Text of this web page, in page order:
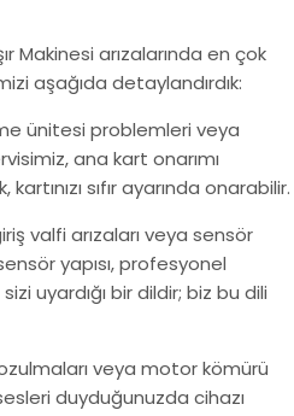
arızalarında en çok
aşağıda detaylandırdık:
ünitesi problemleri veya
ana kart onarımı
sıfır ayarında onarabilir.
valfi arızaları veya sensör
yapısı, profesyonel
uyardığı bir dildir; biz bu dili
veya motor kömürü
duyduğunuzda cihazı